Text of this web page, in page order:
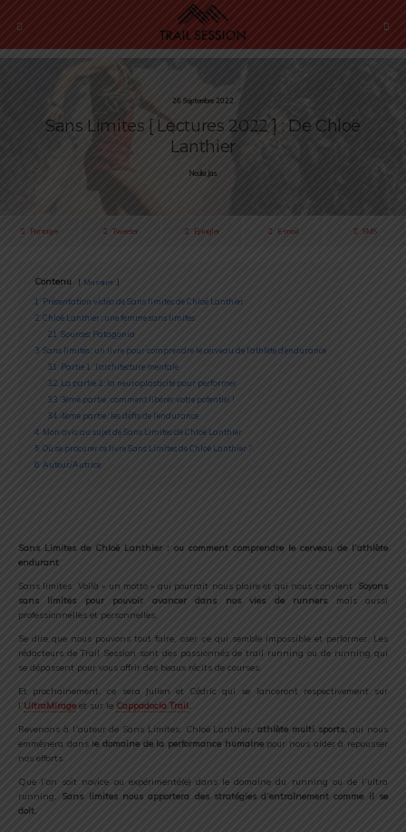
26 Septembre 2022
Sans Limites [ Lectures 2022 ] : De Chloë
Lanthier
Nadia Jas
Partager Tweeter Épingler E-mail SMS
Contenu Masquer
1
Présentation vidéo de Sans limites de Chloë Lanthier
2 Chloë Lanthier : une femme sans limites
2.1 Sources: Patagonia
3 Sans limites : un livre pour comprendre le cerveau de l’athlète d’endurance
3.1
Partie 1 : l’architecture mentale
3.2 La partie 2 : la neuroplasticité pour performer
3.3 3ème partie : comment libérer votre potentiel !
3.4 4ème partie : les défis de l’endurance
4 Mon avis au sujet de Sans Limites de Chloë Lanthier
5 Où se procurer ce livre Sans Limites de Chloë Lanthier ?
6 Auteur/Autrice
Sans Limites de Chloë Lanthier : ou comment comprendre le cerveau de l’athlète
endurant
Sans limites. Voilà « un motto » qui pourrait nous plaire et qui nous convient. Soyons
sans limites pour pouvoir avancer dans nos vies de runners mais aussi
professionnelles et personnelles.
Se dire que nous pouvons tout faire, oser ce qui semble impossible et performer. Les
rédacteurs de Trail Session sont des passionnés de trail running ou de running qui
se dépassent pour vous offrir des beaux récits de courses.
Et prochainement, ce sera Julien et Cédric qui se lanceront respectivement sur
l’UltraMirageet sur le Cappadocia Trail.
Revenons à l’auteur de Sans Limites, Chloë Lanthier , athlète multi sports, qui nous
emmènera dans le domaine de la performance humainepour nous aider à repousser
nos efforts.
Que l’on soit novice ou expérimenté(e) dans le domaine du running ou de l’ultra
running, Sans limites nous apportera des stratégies d’entraînement comme il se
doit.